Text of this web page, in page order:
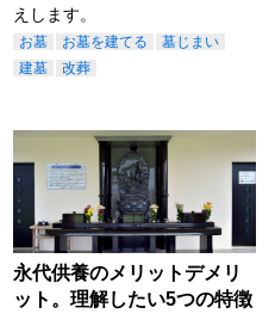
えします。
お墓 お墓を建てる
墓じまい
建墓
改葬
永代供養のメリットデメリ
ット。理解したい5つの特徴